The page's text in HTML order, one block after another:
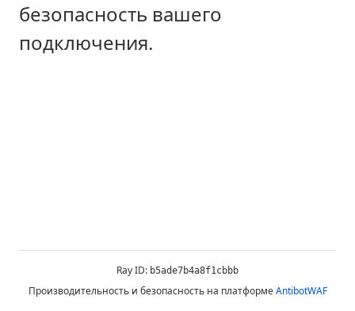
безопасность вашего
подключения.
Ray ID: b5ade7b4a8f1cbbb
Производительность и безопасность на платформе AntibotWAF